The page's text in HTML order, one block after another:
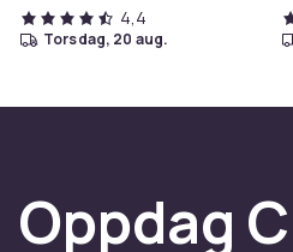
4,4
torsdag, 20 aug.
Oppdag